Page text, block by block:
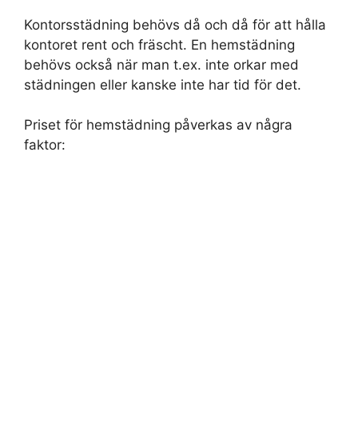
Kontorsstädning behövs då och då för att hålla
kontoret rent och fräscht. En hemstädning
behövs också när man t.ex. inte orkar med
städningen eller kanske inte har tid för det.
Priset för hemstädning påverkas av några
faktor: